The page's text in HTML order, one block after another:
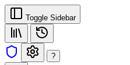
Toggle Sidebar
?